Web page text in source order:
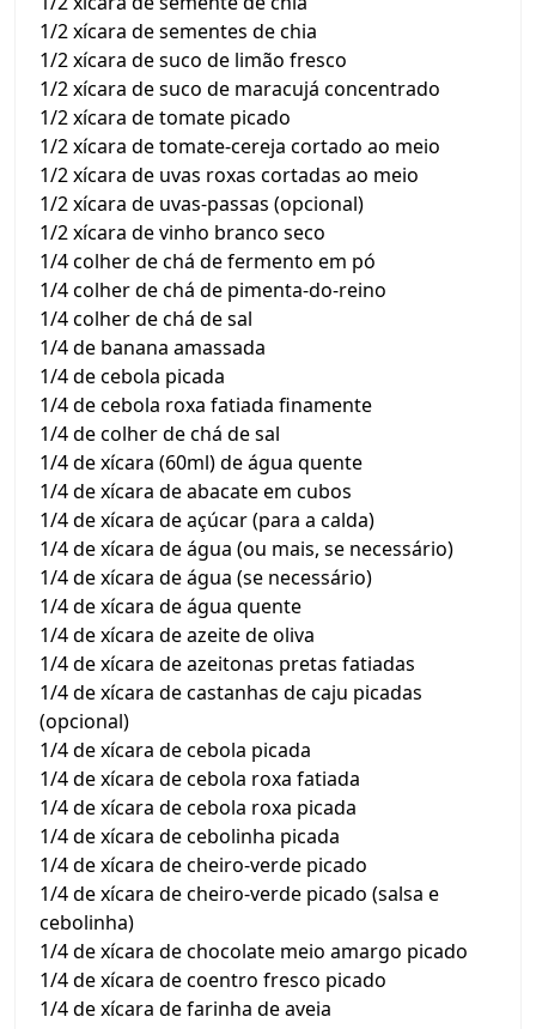
1/2 xícara de sementes de chia
1/2 xícara de suco de limão fresco
1/2 xícara de suco de maracujá concentrado
1/2 xícara de tomate picado
1/2 xícara de tomate-cereja cortado ao meio
1/2 xícara de uvas roxas cortadas ao meio
1/2 xícara de uvas-passas (opcional)
1/2 xícara de vinho branco seco
1/4 colher de chá de fermento em pó
1/4 colher de chá de pimenta-do-reino
1/4 colher de chá de sal
1/4 de banana amassada
1/4 de cebola picada
1/4 de cebola roxa fatiada finamente
1/4 de colher de chá de sal
1/4 de xícara (60ml) de água quente
1/4 de xícara de abacate em cubos
1/4 de xícara de açúcar (para a calda)
1/4 de xícara de água (ou mais, se necessário)
1/4 de xícara de água (se necessário)
1/4 de xícara de água quente
1/4 de xícara de azeite de oliva
1/4 de xícara de azeitonas pretas fatiadas
1/4 de xícara de castanhas de caju picadas
(opcional)
1/4 de xícara de cebola picada
1/4 de xícara de cebola roxa fatiada
1/4 de xícara de cebola roxa picada
1/4 de xícara de cebolinha picada
1/4 de xícara de cheiro-verde picado
1/4 de xícara de cheiro-verde picado (salsa e
cebolinha)
1/4 de xícara de chocolate meio amargo picado
1/4 de xícara de coentro fresco picado
1/4 de xícara de farinha de aveia